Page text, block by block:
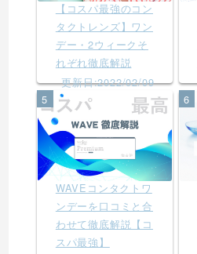
【コスパ最強のコン
タクトレンズ】ワン
デー・2ウィークそ
れぞれ徹底解説
更新日:2022/02/09
5
WAVEコンタクトワ
ンデーを口コミと合
わせて徹底解説【コ
スパ最強】
6